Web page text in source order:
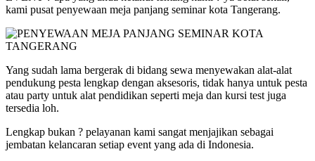
kami pusat penyewaan meja panjang seminar kota Tangerang.
Yang sudah lama bergerak di bidang sewa menyewakan alat-alat
pendukung pesta lengkap dengan aksesoris, tidak hanya untuk pesta
atau party untuk alat pendidikan seperti meja dan kursi test juga
tersedia loh.
Lengkap bukan ? pelayanan kami sangat menjajikan sebagai
jembatan kelancaran setiap event yang ada di Indonesia.